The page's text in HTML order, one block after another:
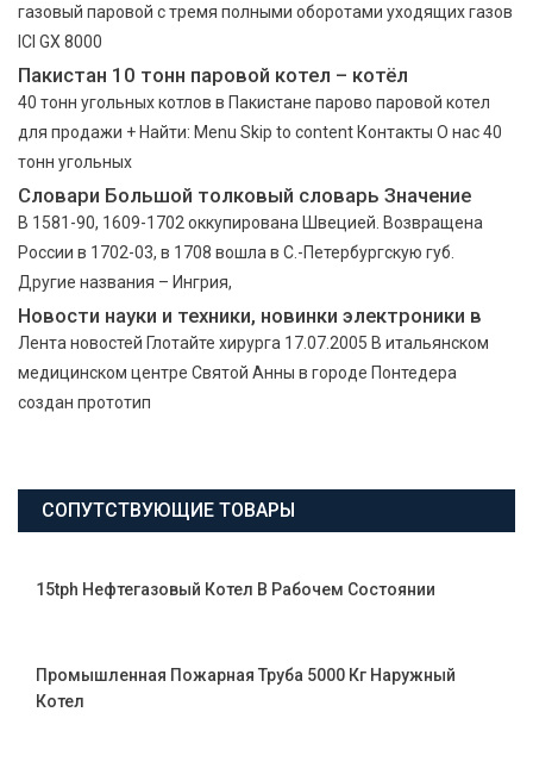
газовый паровой с тремя полными оборотами уходящих газов
ICI GX 8000
Пакистан 10 тонн паровой котел – котёл
40 тонн угольных котлов в Пакистане парово паровой котел
для продажи + Найти: Menu Skip to content Контакты О нас 40
тонн угольных
Словари Большой толковый словарь Значение
В 1581-90, 1609-1702 оккупирована Швецией. Возвращена
России в 1702-03, в 1708 вошла в С.-Петербургскую губ.
Другие названия – Ингрия,
Новости науки и техники, новинки электроники в
Лента новостей Глотайте хирурга 17.07.2005 В итальянском
медицинском центре Святой Анны в городе Понтедера
создан прототип
СОПУТСТВУЮЩИЕ ТОВАРЫ
15tph Нефтегазовый Котел В Рабочем Состоянии
Промышленная Пожарная Труба 5000 Кг Наружный
Котел